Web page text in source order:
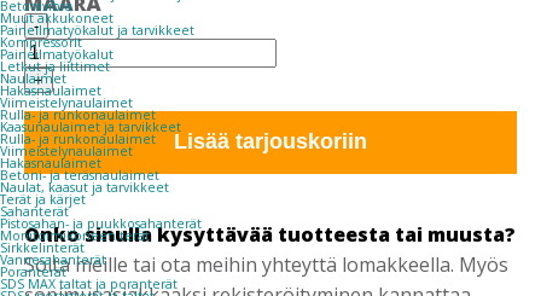
Betonivibra
Muut akkukoneet
Paineilmatyökalut ja tarvikkeet
Kompressorit
Paineilmatyökalut
Letkut ja liittimet
Naulaimet
Hakasnaulaimet
Viimeistelynaulaimet
Rulla- ja runkonaulaimet
Kaasunaulaimet ja tarvikkeet
Rulla- ja runkonaulaimet
Viimeistelynaulaimet
Hakasnaulaimet
Betoni- ja teräsnaulaimet
Naulat, kaasut ja tarvikkeet
Terät ja kärjet
Sahanterät
Pistosahan- ja puukkosahanterät
Monitoimikoneen terät
Sirkkelinterät
Vannesahanterät
Poranterät
SDS MAX taltat ja poranterät
KIPSIRUUVI
HILO
EK
32X4,2
SINKITTY
IRTO
1000
KPL/RASIA
SPIT
määrä
-
+
Lisää tarjouskoriin
Onko sinulla kysyttävää tuotteesta tai muusta?
Soita meille tai ota meihin yhteyttä lomakkeella. Myös